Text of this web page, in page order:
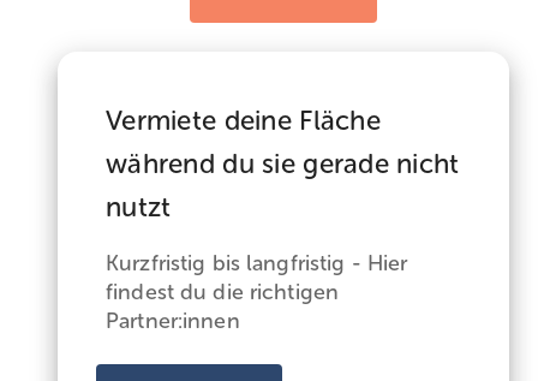
Vermiete deine Fläche
während du sie gerade nicht
nutzt
Kurzfristig bis langfristig - Hier
findest du die richtigen
Partner:innen